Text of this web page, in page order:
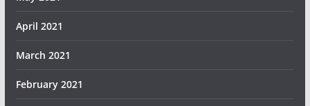
April 2021
March 2021
February 2021